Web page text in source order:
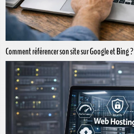
Comment référencer son site sur Google et Bing ?